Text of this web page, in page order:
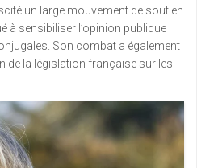
un large mouvement de soutien
à sensibiliser l’opinion publique
Son combat a également
de la législation française sur les